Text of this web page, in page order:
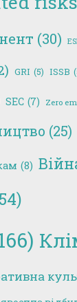
(30)
GRI (5) ISSB
SEC (7) Zero
(25)
(8)